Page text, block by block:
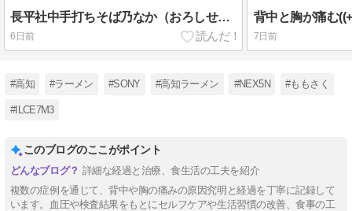
長平社中手打ちそば乃なか（おろしせいろ（冷））★★★★☆/高知 蕎麦
6日前 7日前
#高知 #ラーメン #SONY #高知ラーメン #NEX5N #ももさく
#ILCE7M3
このブログのここがポイント
詳細な経過と治療、食生活の工夫を紹介
複数の症例を通じて、背中や胸の痛みの原因究明と経過を丁寧に記録して
います。血圧や検査結果をもとにセルフケアや生活習慣の改善、食事の工